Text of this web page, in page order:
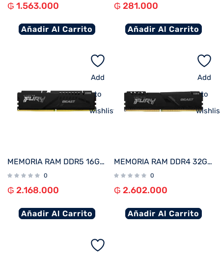
₲ 1.563.000
Añadir Al Carrito
₲ 281.000
Añadir Al Carrito
Add
to
wishlist
MEMORIA RAM DDR5 16GB 5200 KINGSTON FURY BEAST BK KF552C40BB-16
0
₲ 2.168.000
Añadir Al Carrito
Add
to
MEMORIA RAM DDR4 32GB 3200 KINGSTON FURY BEAST BK KF432C16BB/32
0
₲ 2.602.000
Añadir Al Carrito